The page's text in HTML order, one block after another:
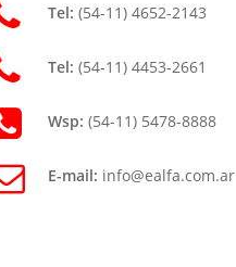
Tel: (54-11) 4652-2143
Tel: (54-11) 4453-2661
Wsp: (54-11) 5478-8888
E-mail: info@ealfa.com.ar